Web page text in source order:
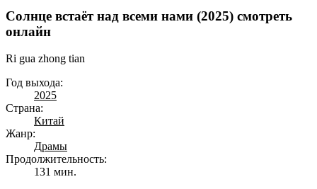
Солнце встаёт над всеми нами (2025) смотреть
онлайн
Ri gua zhong tian
Год выхода:
2025
Страна:
Китай
Жанр:
Драмы
Продолжительность:
131 мин.